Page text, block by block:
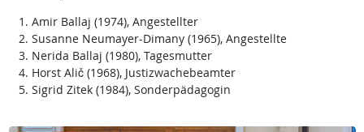
Amir Ballaj (1974), Angestellter
Susanne Neumayer-Dimany (1965), Angestellte
Nerida Ballaj (1980), Tagesmutter
Horst Alič (1968), Justizwachebeamter
Sigrid Zitek (1984), Sonderpädagogin